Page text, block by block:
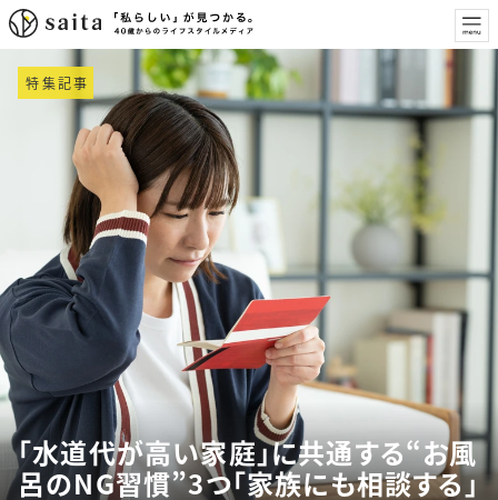
特集記事
「水道代が高い家庭」に共通する“お風
呂のNG習慣”3つ「家族にも相談する」